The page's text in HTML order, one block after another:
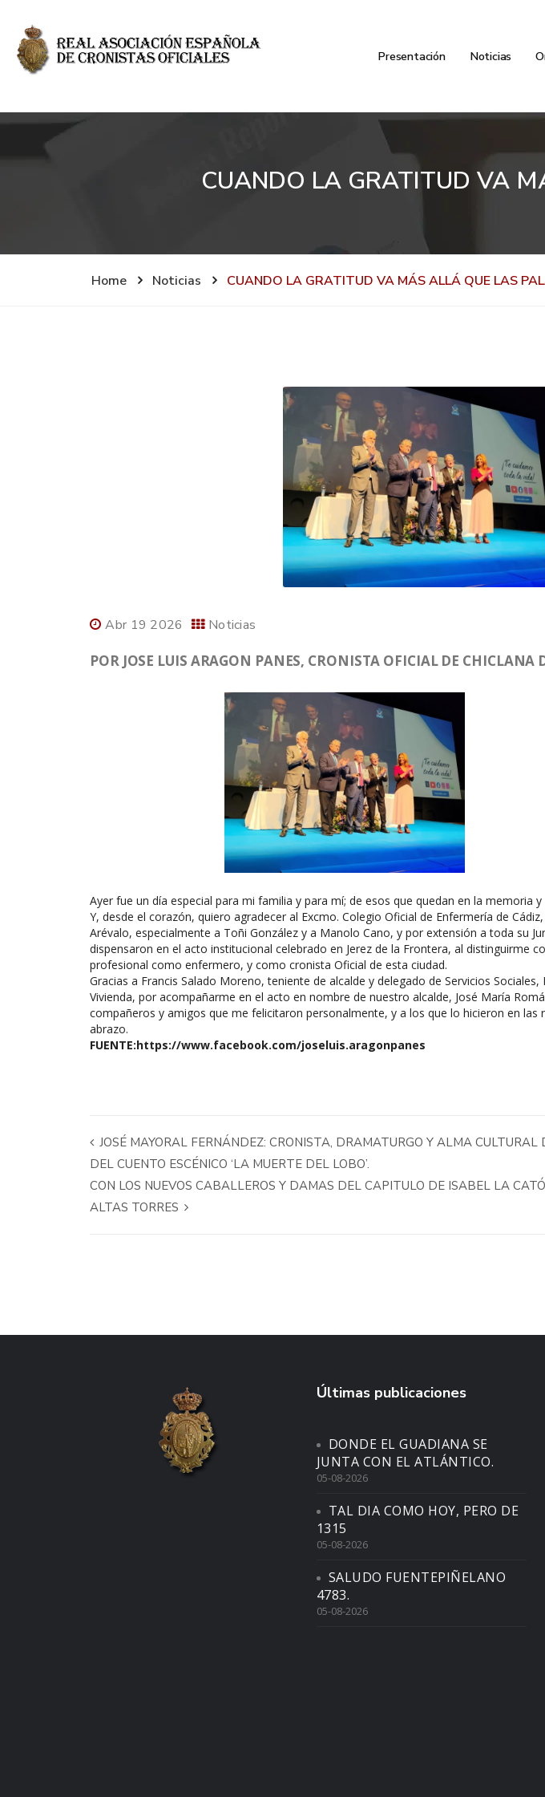
Presentación Noticias
CUANDO LA GRATITUD VA
Home Noticias CUANDO LA GRATITUD VA MÁS ALLÁ QUE LAS
Abr 19 2026 Noticias
POR JOSE LUIS ARAGON PANES, CRONISTA OFICIAL DE CHICLANA
Ayer fue un día especial para mi familia y para mí; de esos que quedan en la memoria
Y, desde el corazón, quiero agradecer al Excmo. Colegio Oficial de Enfermería de
Arévalo, especialmente a Toñi González y a Manolo Cano, y por extensión a toda su
dispensaron en el acto institucional celebrado en Jerez de la Frontera, al distinguirme
profesional como enfermero, y como cronista Oficial de esta ciudad.
Gracias a Francis Salado Moreno, teniente de alcalde y delegado de Servicios
Vivienda, por acompañarme en el acto en nombre de nuestro alcalde, José María
compañeros y amigos que me felicitaron personalmente, y a los que lo hicieron en las
abrazo.
FUENTE:https://www.facebook.com/joseluis.aragonpanes
JOSÉ MAYORAL FERNÁNDEZ: CRONISTA, DRAMATURGO Y ALMA CULTURAL
DEL CUENTO ESCÉNICO ‘LA MUERTE DEL LOBO’.
CON LOS NUEVOS CABALLEROS Y DAMAS DEL CAPITULO DE ISABEL LA
ALTAS TORRES
Últimas publicaciones
DONDE EL GUADIANA SE
JUNTA CON EL ATLÁNTICO.
05-08-2026
TAL DIA COMO HOY, PERO DE
1315
05-08-2026
SALUDO FUENTEPIÑELANO
4783.
05-08-2026